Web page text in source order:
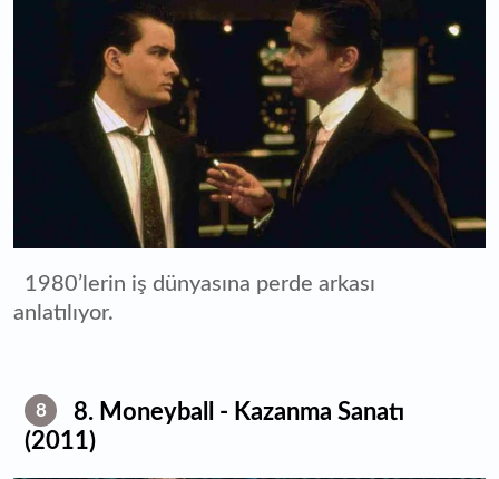
1980’lerin iş dünyasına perde arkası
anlatılıyor.
8
8. Moneyball - Kazanma Sanatı
(2011)